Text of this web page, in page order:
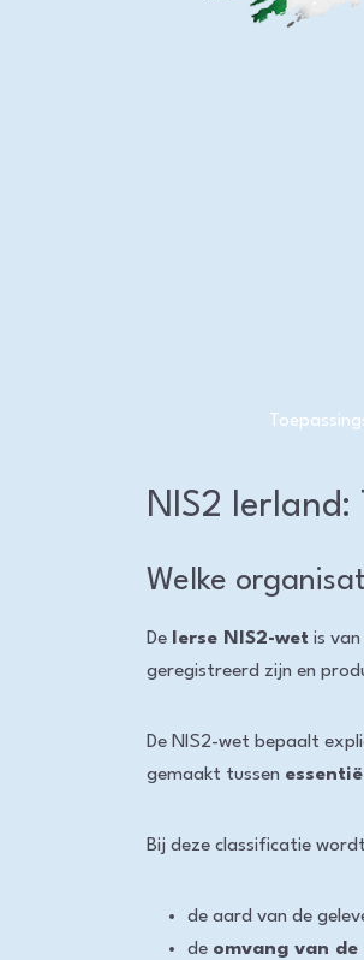
NIS2 Ierland:
Welke
De Ierse NIS2-wet is
geregistreerd zijn en
De NIS2-wet bepaalt
gemaakt tussen
Bij deze classificatie
de aard van de
de omvang van